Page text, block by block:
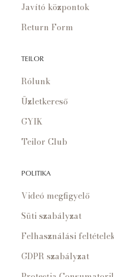
Javító központok
Return Form
TEILOR
Rólunk
Üzletkereső
GYIK
Teilor Club
POLITIKA
Videó megfigyelő
Süti szabályzat
Felhasználási
GDPR szabályzat